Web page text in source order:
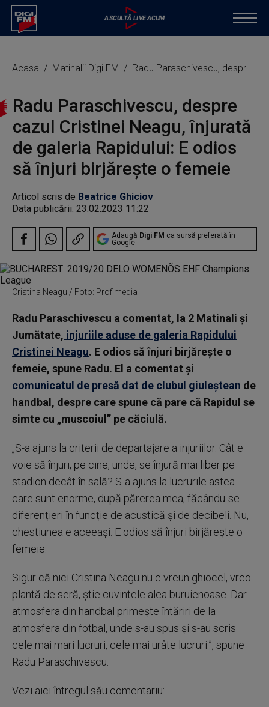
Acasa Matinalii Digi FM Radu Paraschivescu, despre cazul Cristinei Neagu, înjurată de galeria Rapidului: E odios să înjuri birjărește o femeie
Radu Paraschivescu, despre
cazul Cristinei Neagu, înjurată
de galeria Rapidului: E odios
să înjuri birjărește o femeie
Articol scris de Beatrice Ghiciov
Data publicării: 23.02.2023 11:22
Adaugă Digi FM ca sursă preferată în
Google
Cristina Neagu / Foto: Profimedia
Radu Paraschivescu a comentat, la 2 Matinali și
Jumătate, injuriile aduse de galeria Rapidului
Cristinei Neagu. E odios să înjuri birjărește o
femeie, spune Radu. El a comentat și
comunicatul de presă dat de clubul giuleștean de
handbal, despre care spune că pare că Rapidul se
simte cu „muscoiul” pe căciulă.
„S-a ajuns la criterii de departajare a injuriilor. Cât e
voie să înjuri, pe cine, unde, se înjură mai liber pe
stadion decât în sală? S-a ajuns la lucrurile astea
care sunt enorme, după părerea mea, făcându-se
diferențieri în funcție de acustică și de decibeli. Nu,
chestiunea e aceeași. E odios să înjuri birjărește o
femeie.
Sigur că nici Cristina Neagu nu e vreun ghiocel, vreo
plantă de seră, știe cuvintele alea buruienoase. Dar
atmosfera din handbal primește întăriri de la
atmosfera din fotbal, unde s-au spus și s-au scris
cele mai mari lucruri, cele mai urâte lucruri.”, spune
Radu Paraschivescu.
Vezi aici întregul său comentariu: